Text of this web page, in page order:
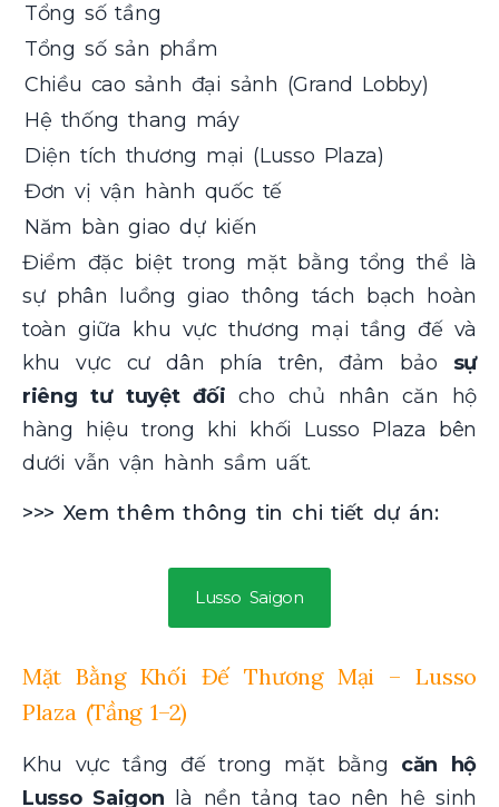
Tổng số tầng
Tổng số sản phẩm
Chiều cao sảnh đại sảnh (Grand Lobby)
Hệ thống thang máy
Diện tích thương mại (Lusso Plaza)
Đơn vị vận hành quốc tế
Năm bàn giao dự kiến
Điểm đặc biệt trong mặt bằng tổng thể là
sự phân luồng giao thông tách bạch hoàn
toàn giữa khu vực thương mại tầng đế và
khu vực cư dân phía trên, đảm bảo sự
riêng tư tuyệt đối cho chủ nhân căn hộ
hàng hiệu trong khi khối Lusso Plaza bên
dưới vẫn vận hành sầm uất.
>>> Xem thêm thông tin chi tiết dự án:
Lusso Saigon
Mặt Bằng Khối Đế Thương Mại – Lusso
Plaza (Tầng 1–2)
Khu vực tầng đế trong mặt bằng căn hộ
Lusso Saigon là nền tảng tạo nên hệ sinh